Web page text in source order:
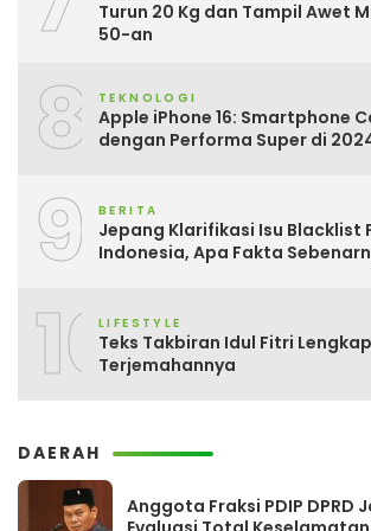
Turun 20 Kg dan Tampil Awet
50-an
8 TEKNOLOGI
Apple iPhone 16: Smartphone
dengan Performa Super di
9 BERITA
Jepang Klarifikasi Isu Blacklist
Indonesia, Apa Fakta
10LIFESTYLE
Teks Takbiran Idul Fitri
Terjemahannya
DAERAH
Anggota Fraksi PDIP DPRD